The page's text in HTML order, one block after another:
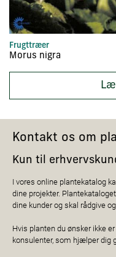
Frugttræer
Morus nigra
Kontakt os om
Kun til
I vores online plantekatalog
dine projekter.
dine kunder og skal rådgive
Hvis planten du ønsker ikke
konsulenter, som hjælper dig